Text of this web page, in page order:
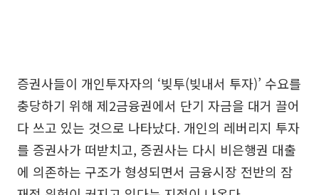
증권사들이 개인투자자의 ‘빚투(빚내서 투자)’ 수요를
충당하기 위해 제2금융권에서 단기 자금을 대거 끌어
다 쓰고 있는 것으로 나타났다. 개인의 레버리지 투자
를 증권사가 떠받치고, 증권사는 다시 비은행권 대출
에 의존하는 구조가 형성되면서 금융시장 전반의 잠